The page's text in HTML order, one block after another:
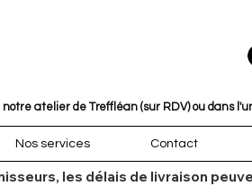
atelier de Treffléan (sur RDV) ou dans
Nos services Contact
les délais de livraison